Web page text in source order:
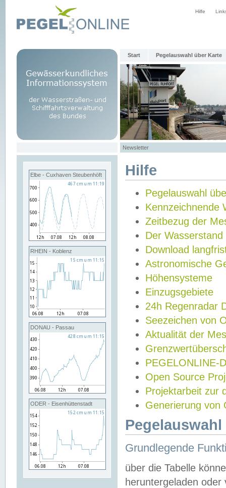
Hilfe
Start Pegelauswahl über Karte
Newsletter
Elbe - Cuxhaven Steubenhöft
RHEIN - Koblenz
DONAU - Passau
ODER - Eisenhüttenstadt
Hilfe
Pegelauswahl
Kennzeichnende
Zeitbezug der
Der Wasserstand
Download
Astronomische
Höhensysteme
Einzugsgebiete
24h Regenradar
Seezeichen von
Aktualität der
PEGELONLINE-
Open Source
Projektarbeit zur
Generierung von
Grundlegende
über die Tabelle
heruntergeladen oder